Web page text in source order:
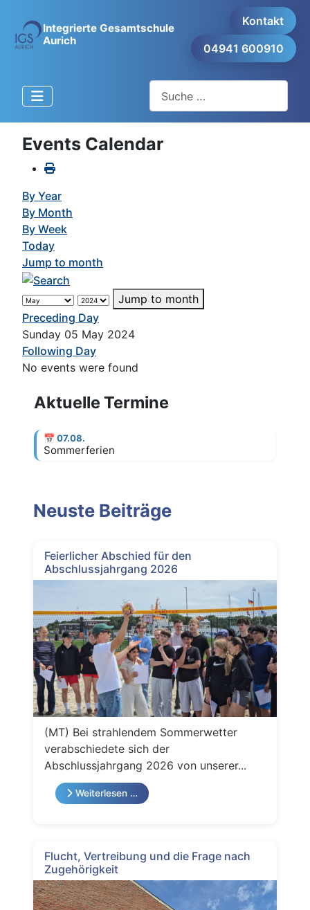
Integrierte Gesamtschule
Aurich
Kontakt
04941 600910
Events Calendar
By Year
By Month
By Week
Today
Jump to month
Jump to month
Preceding Day
Sunday 05 May 2024
Following Day
No events were found
Aktuelle Termine
📅 07.08.
Sommerferien
Neuste Beiträge
Feierlicher Abschied für den
Abschlussjahrgang 2026
(MT) Bei strahlendem Sommerwetter
verabschiedete sich der
Abschlussjahrgang 2026 von unserer...
Weiterlesen …
Flucht, Vertreibung und die Frage nach
Zugehörigkeit